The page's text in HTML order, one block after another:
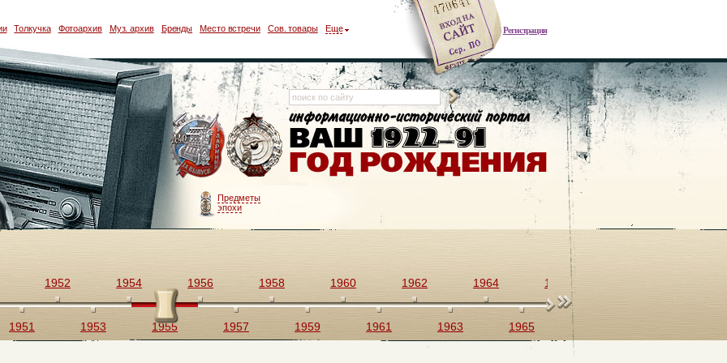
Регистрация
Толкучка Фотоархив Муз. архив Бренды Место встречи Сов. товары Еще
Предметы
эпохи
1951
1952
1953
1954
1955
1956
1957
1958
1959
1960
1961
1962
1963
1964
1965
1966